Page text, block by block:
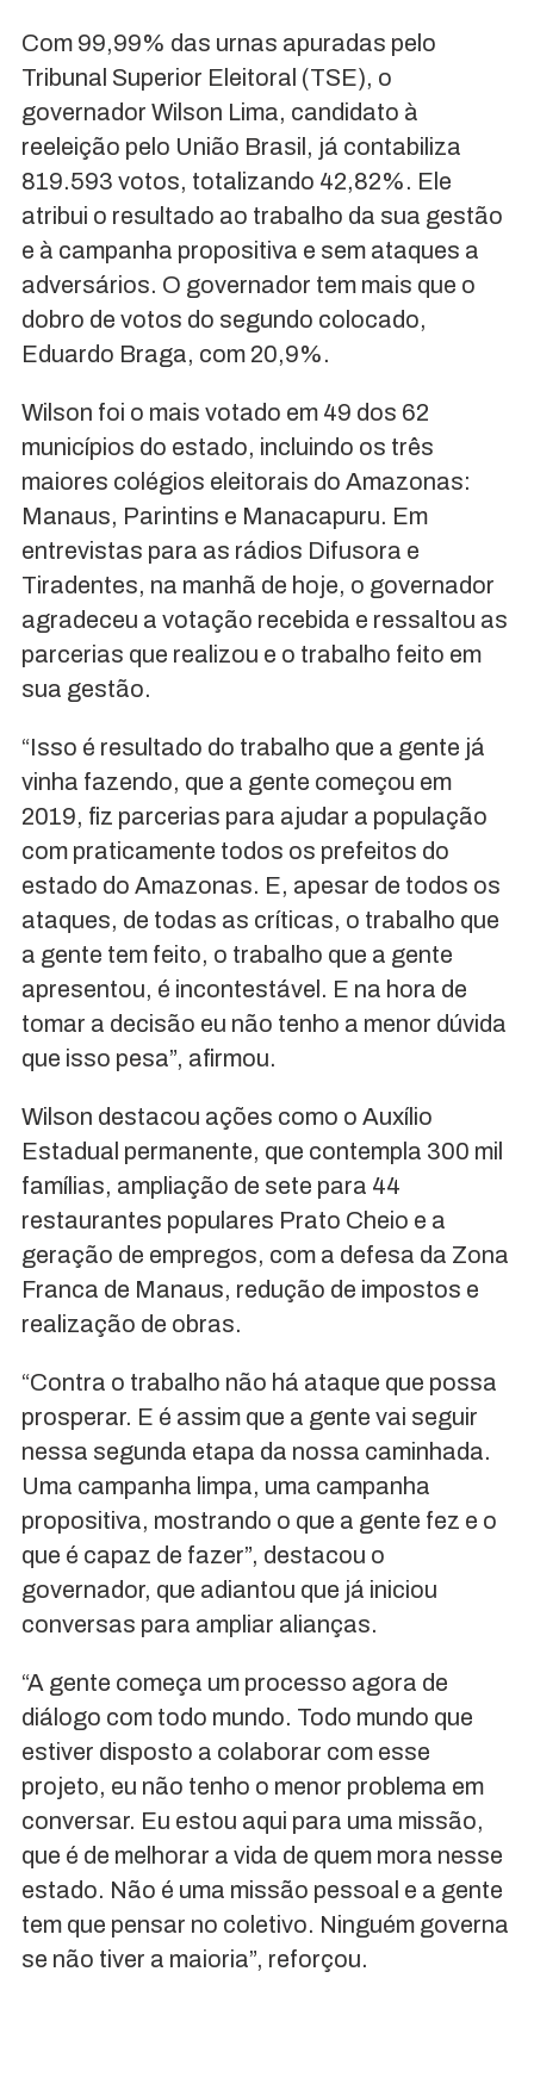
Com 99,99% das urnas apuradas pelo
Tribunal Superior Eleitoral (TSE), o
governador Wilson Lima, candidato à
reeleição pelo União Brasil, já contabiliza
819.593 votos, totalizando 42,82%. Ele
atribui o resultado ao trabalho da sua gestão
e à campanha propositiva e sem ataques a
adversários. O governador tem mais que o
dobro de votos do segundo colocado,
Eduardo Braga, com 20,9%.
Wilson foi o mais votado em 49 dos 62
municípios do estado, incluindo os três
maiores colégios eleitorais do Amazonas:
Manaus, Parintins e Manacapuru. Em
entrevistas para as rádios Difusora e
Tiradentes, na manhã de hoje, o governador
agradeceu a votação recebida e ressaltou as
parcerias que realizou e o trabalho feito em
sua gestão.
“Isso é resultado do trabalho que a gente já
vinha fazendo, que a gente começou em
2019, fiz parcerias para ajudar a população
com praticamente todos os prefeitos do
estado do Amazonas. E, apesar de todos os
ataques, de todas as críticas, o trabalho que
a gente tem feito, o trabalho que a gente
apresentou, é incontestável. E na hora de
tomar a decisão eu não tenho a menor dúvida
que isso pesa”, afirmou.
Wilson destacou ações como o Auxílio
Estadual permanente, que contempla 300 mil
famílias, ampliação de sete para 44
restaurantes populares Prato Cheio e a
geração de empregos, com a defesa da Zona
Franca de Manaus, redução de impostos e
realização de obras.
“Contra o trabalho não há ataque que possa
prosperar. E é assim que a gente vai seguir
nessa segunda etapa da nossa caminhada.
Uma campanha limpa, uma campanha
propositiva, mostrando o que a gente fez e o
que é capaz de fazer”, destacou o
governador, que adiantou que já iniciou
conversas para ampliar alianças.
“A gente começa um processo agora de
diálogo com todo mundo. Todo mundo que
estiver disposto a colaborar com esse
projeto, eu não tenho o menor problema em
conversar. Eu estou aqui para uma missão,
que é de melhorar a vida de quem mora nesse
estado. Não é uma missão pessoal e a gente
tem que pensar no coletivo. Ninguém governa
se não tiver a maioria”, reforçou.